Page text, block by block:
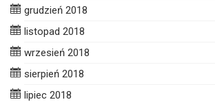
grudzień 2018
listopad 2018
wrzesień 2018
sierpień 2018
lipiec 2018